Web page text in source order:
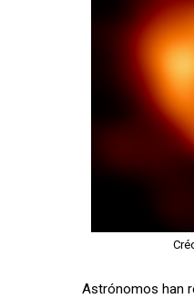
Astrónomos han